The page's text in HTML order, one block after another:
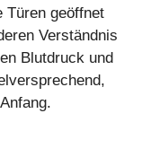
Türen geöffnet
Verständnis
Blutdruck und